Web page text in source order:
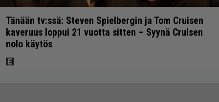
Tänään tv:ssä: Steven Spielbergin ja Tom Cruisen
kaveruus loppui 21 vuotta sitten – Syynä Cruisen
nolo käytös